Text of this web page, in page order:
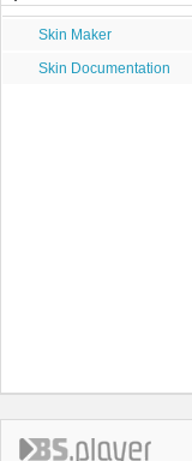
Skin Maker
Skin Documentation